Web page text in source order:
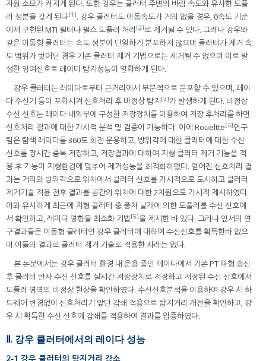
자원 소모가 커지게 된다. 또한 강우는 클러터 주변의 바람 속도와 유사한 도플
러 성분을 갖게 된다[1]. 강우 클러터도 이동속도가 거의 없을 경우, 0속도 기준
에서 구현된 MTI 필터나 펄스 도플러 처리 [2]로 제거될 수 있다. 그러나 강우와
같은 이동형 클러터는 속도 성분이 단일하게 분포하지 않으며 클러터가 제거 속
도 범위가 벗어난 경우 기존 클러터 제거 기법으로는 제거될 수 없으며 이로 발
생한 잉여신호로 레이더 탐지성능이 열화하게 된다.
강우 클러터는 레이다로부터 근거리에서 부분적으로 분포할 수 있으며, 레이
다 수신기 등이 포화시켜 신호처리 후 비정상 탐지[3]가 발생하게 된다. 비정상
수신 신호는 레이다 내외부에 구성한 저장장치를 이용하여 저장 후처리를 하면
신호처리 결과에 대한 가시적 분석 및 검증이 가능하다. 이에 Roueltte[4]연구
팀은 탐색 레이다를 360도 회전 운용하고, 방위각에 대한 클러터에 대한 수신
신호를 장시간 중복 저장하고, 저장결과에 대하여 지형 클러터 제거 기능을 적
용 후 기능이 지형환경에 맞추어 제거성능을 최적화하였다. 얻어진 신호처리 결
과는 거리와 방위각으로 위치에서 클러터 신호를 가시적으로 도시하고 클러터
제거기술 적용 전후 결과를 공간의 위치에 대한 2차원으로 가시적 제시하였다.
이와 유사하게 최근에 지형 클러터 중 풍차 날개에 의한 도플러를 수신 신호에
서 확인하고, 레이다 영향을 최소화 기법 [5]을 제시한 바 있다. 그러나 앞서의 연
구결과들은 이동형 클러터인 강우 클러터에 대하여 수신신호를 획득한바 없으
며 이들의 결과로 클러터 제거 기술로 적용한 사례는 없다.
본 논문에서는 강우 클러터 환경 내 운용 중인 레이다에서 기존 PT 파형 송신
후 클러터 반사 수신 신호를 실시간 저장장치로 저장하고 저장된 수신 신호에서
도플러 영역의 비정상 현상을 확인하였다. 수신신호분석을 이용하여 강우 시 하
드웨어 변경없이 신호처리기 앞단 감쇄 적용으로 탐지거리 개선을 확인하고, 강
우 시 획득한 수신 신호에 감쇄를 적용하여 결과를 입증하였다.
Ⅱ. 강우 클러터에서의 레이다 성능
2-1 강우 클러터의 탐지거리 감소